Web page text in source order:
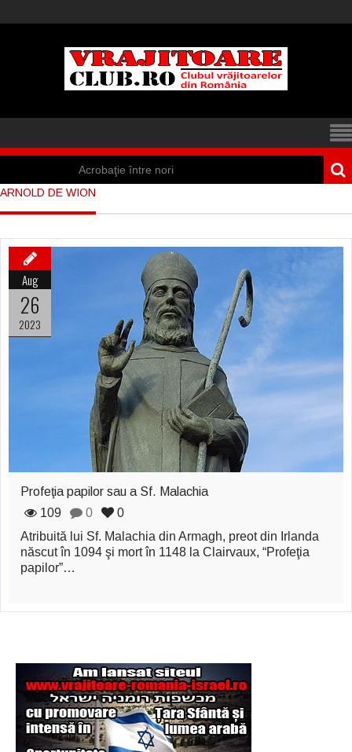
Acrobaţie între nori
Iisus a apărut într-
Marea vânătoare
de vrăjitoare din
Vrăjitoare
zburătoare în Mexic
Magia în Thailanda
Madona lacrimilor
din Siracusa
Uimitoarea viaţă a
Teresei Neumann
regele Arthur
Şi-a vândut soţia
pentru un ritual de
ARNOLD DE WION
Aug
26
2023
Profeţia papilor sau a Sf. Malachia
109
0
0
Atribuită lui Sf. Malachia din Armagh, preot din Irlanda
născut în 1094 şi mort în 1148 la Clairvaux, “Profeţia
papilor”…